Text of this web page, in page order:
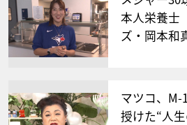
本人栄養
ズ・岡本和
マツコ、M-
授けた“人